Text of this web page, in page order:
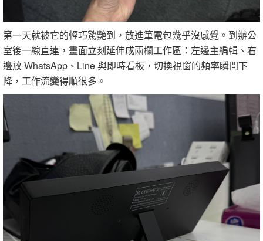
第一天就被它的輕巧驚艷到，放進筆電包幾乎沒感覺。到辦公
室後一線直連，畫面立刻延伸成兩欄工作區：左邊主編輯、右
邊放 WhatsApp、Line 與即時看板，切換視窗的頻率瞬間下
降，工作流變得順很多。